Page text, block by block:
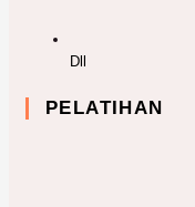
Dll
PELATIHAN